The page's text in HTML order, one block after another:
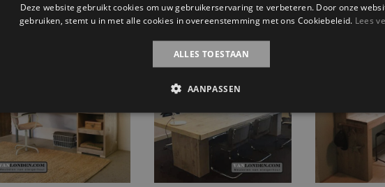
Gerelateerde producten
Deze website gebruikt cookies om uw gebruikerservaring te verbeteren. Door onze
gebruiken, stemt u in met alle cookies in overeenstemming met ons Cookiebeleid. Lees
ALLES TOESTAAN
AANPASSEN